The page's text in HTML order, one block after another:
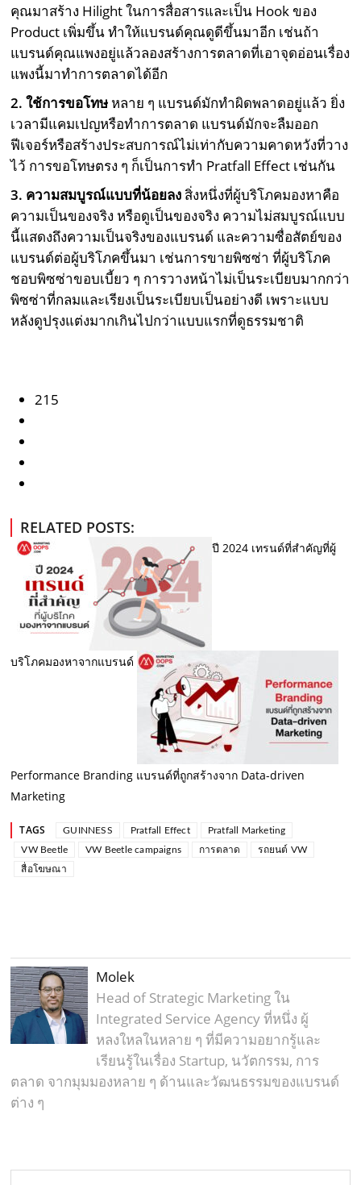
คุณมาสร้าง Hilight ในการสื่อสารและเป็น Hook ของ
Product เพิ่มขึ้น ทำให้แบรนด์คุณดูดีขึ้นมาอีก เช่นถ้า
แบรนด์คุณแพงอยู่แล้วลองสร้างการตลาดที่เอาจุดอ่อนเรื่อง
แพงนี้มาทำการตลาดได้อีก
2. ใช้การขอโทษ หลาย ๆ แบรนด์มักทำผิดพลาดอยู่แล้ว ยิ่ง
เวลามีแคมเปญหรือทำการตลาด แบรนด์มักจะลืมออก
ฟีเจอร์หรือสร้างประสบการณ์ไม่เท่ากับความคาดหวังที่วาง
ไว้ การขอโทษตรง ๆ ก็เป็นการทำ Pratfall Effect เช่นกัน
3. ความสมบูรณ์แบบที่น้อยลงสิ่งหนึ่งที่ผู้บริโภคมองหาคือ
ความเป็นของจริง หรือดูเป็นของจริง ความไม่สมบูรณ์แบบ
นี้แสดงถึงความเป็นจริงของแบรนด์ และความซื่อสัตย์ของ
แบรนด์ต่อผู้บริโภคขึ้นมา เช่นการขายพิซซ่า ที่ผู้บริโภค
ชอบพิซซ่าขอบเบี้ยว ๆ การวางหน้าไม่เป็นระเบียบมากกว่า
พิซซ่าที่กลมและเรียงเป็นระเบียบเป็นอย่างดี เพราะแบบ
หลังดูปรุงแต่งมากเกินไปกว่าแบบแรกที่ดูธรรมชาติ
215
RELATED POSTS:
ปี 2024 เทรนด์ที่สำคัญที่ผู้
บริโภคมองหาจากแบรนด์
Performance Branding แบรนด์ที่ถูกสร้างจาก Data-driven
Marketing
TAGS GUINNESS Pratfall Effect
Pratfall Marketing
VW Beetle
VW Beetle campaigns การตลาด
รถยนต์ VW
สื่อโฆษณา
Molek
Head of Strategic Marketing ใน
Integrated Service Agency ที่หนึ่ง ผู้
หลงใหลในหลาย ๆ ที่มีความอยากรู้และ
เรียนรู้ในเรื่อง Startup, นวัตกรรม, การ
ตลาด จากมุมมองหลาย ๆ ด้านและวัฒนธรรมของแบรนด์
ต่าง ๆ